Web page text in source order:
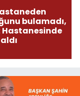
bulamadı,
Hastanesinde